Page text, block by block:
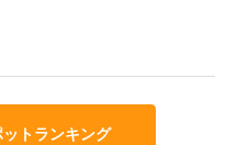
トランキング